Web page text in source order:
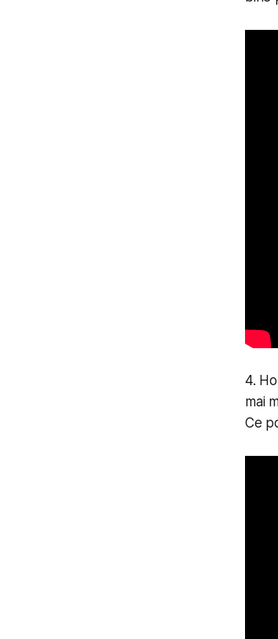
4.
mai
Ce